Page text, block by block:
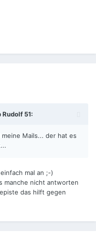
51:
Mails... der hat es
mal an ;-)
manche nicht antworten
das hilft gegen